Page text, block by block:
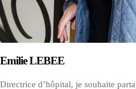
Emilie LEBEE
Directrice d’hôpital, je souhaite